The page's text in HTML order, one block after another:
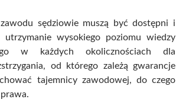
sędziowie muszą być dostępni i
wysokiego poziomu wiedzy
w każdych okolicznościach dla
od którego zależą gwarancje
tajemnicy zawodowej, do czego